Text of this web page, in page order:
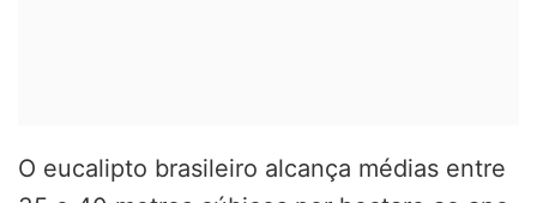
O eucalipto brasileiro alcança médias entre